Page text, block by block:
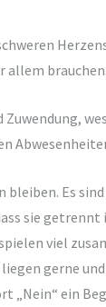
allem brauchen.
bleiben. Es
sie getrennt
viel
gerne
„Nein“ ein